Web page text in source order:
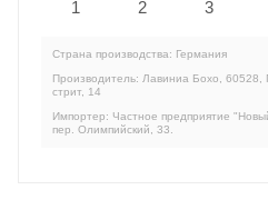
Страна производства: Германия
Производитель: Лавиниа Бохо, 60528,
стрит, 14
Импортер: Частное предприятие
пер. Олимпийский, 33.